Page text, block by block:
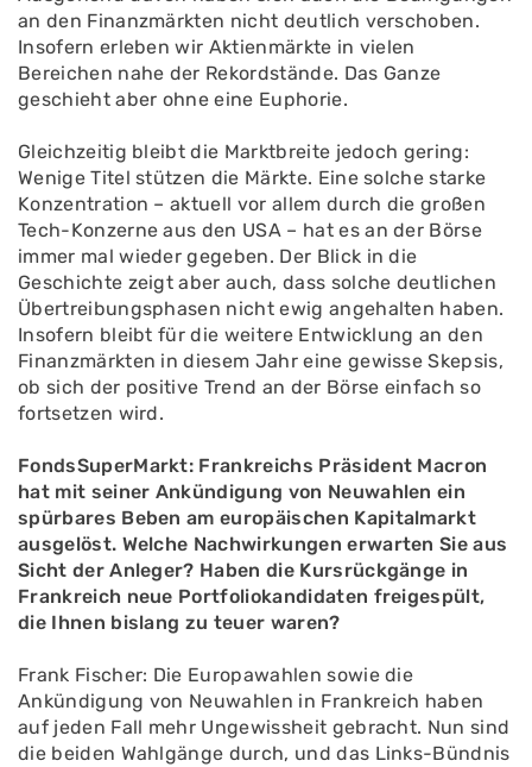
an den Finanzmärkten nicht deutlich verschoben.
Insofern erleben wir Aktienmärkte in vielen
Bereichen nahe der Rekordstände. Das Ganze
geschieht aber ohne eine Euphorie.
Gleichzeitig bleibt die Marktbreite jedoch gering:
Wenige Titel stützen die Märkte. Eine solche starke
Konzentration – aktuell vor allem durch die großen
Tech-Konzerne aus den USA – hat es an der Börse
immer mal wieder gegeben. Der Blick in die
Geschichte zeigt aber auch, dass solche deutlichen
Übertreibungsphasen nicht ewig angehalten haben.
Insofern bleibt für die weitere Entwicklung an den
Finanzmärkten in diesem Jahr eine gewisse Skepsis,
ob sich der positive Trend an der Börse einfach so
fortsetzen wird.
FondsSuperMarkt: Frankreichs Präsident Macron
hat mit seiner Ankündigung von Neuwahlen ein
spürbares Beben am europäischen Kapitalmarkt
ausgelöst. Welche Nachwirkungen erwarten Sie aus
Sicht der Anleger? Haben die Kursrückgänge in
Frankreich neue Portfoliokandidaten freigespült,
die Ihnen bislang zu teuer waren?
Frank Fischer: Die Europawahlen sowie die
Ankündigung von Neuwahlen in Frankreich haben
auf jeden Fall mehr Ungewissheit gebracht. Nun sind
die beiden Wahlgänge durch, und das Links-Bündnis